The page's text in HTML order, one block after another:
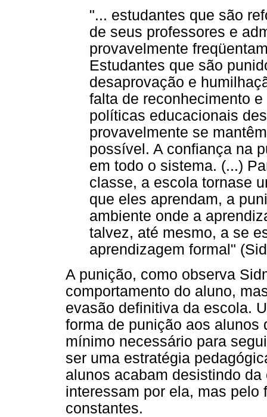
"... estudantes que são
de seus professores e
provavelmente
Estudantes que são
desaprovação e
falta de reconhecimento
políticas educacionais
provavelmente se
possível. A confiança na
em todo o sistema. (...)
classe, a escola tornase
que eles aprendam, a
ambiente onde a
talvez, até mesmo, a se
aprendizagem formal"
A punição, como observa
comportamento do aluno,
evasão definitiva da escola.
forma de punição aos alunos
mínimo necessário para
ser uma estratégia
alunos acabam desistindo
interessam por ela, mas pelo
constantes.